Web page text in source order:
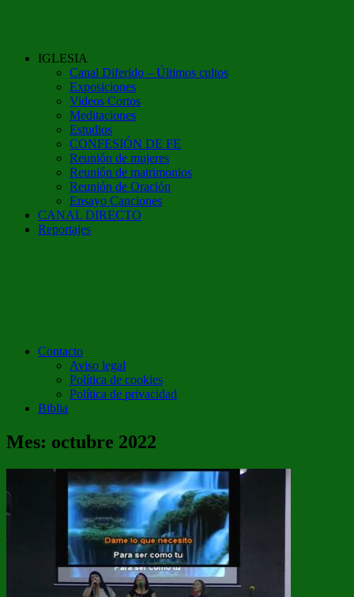
IGLESIA
Canal Diferido – Últimos cultos
Exposiciones
Videos Cortos
Meditaciones
Estudios
CONFESIÓN DE FE
Reunión de mujeres
Reunión de matrimonios
Reunión de Oración
Ensayo Canciones
CANAL DIRECTO
Reportajes
Contacto
Aviso legal
Política de cookies
Política de privacidad
Biblia
Mes: octubre 2022